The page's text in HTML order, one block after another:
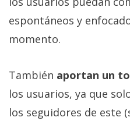
espontáneos y
momento.
También aportan un
los usuarios, ya que
los seguidores de este